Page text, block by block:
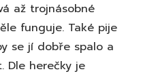
až trojnásobné
funguje. Také pije
se jí dobře spalo a
Dle herečky je